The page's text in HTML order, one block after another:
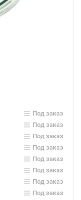
Под заказ
Под заказ
Под заказ
Под заказ
Под заказ
Под заказ
Под заказ
Под заказ